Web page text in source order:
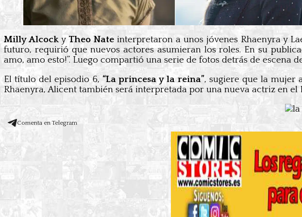
Milly Alcock y Theo Nate interpretaron a unos jóvenes Rhaenyra y
futuro, requirió que nuevos actores asumieran los roles. En su
amo, amo esto!”. Luego compartió una serie de fotos detrás de escena
El título del episodio 6, “La princesa y la reina”, sugiere que la mujer
Rhaenyra, Alicent también será interpretada por una nueva actriz en el
Comenta en Telegram